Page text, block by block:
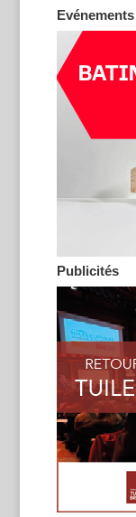
Evénements
Publicités